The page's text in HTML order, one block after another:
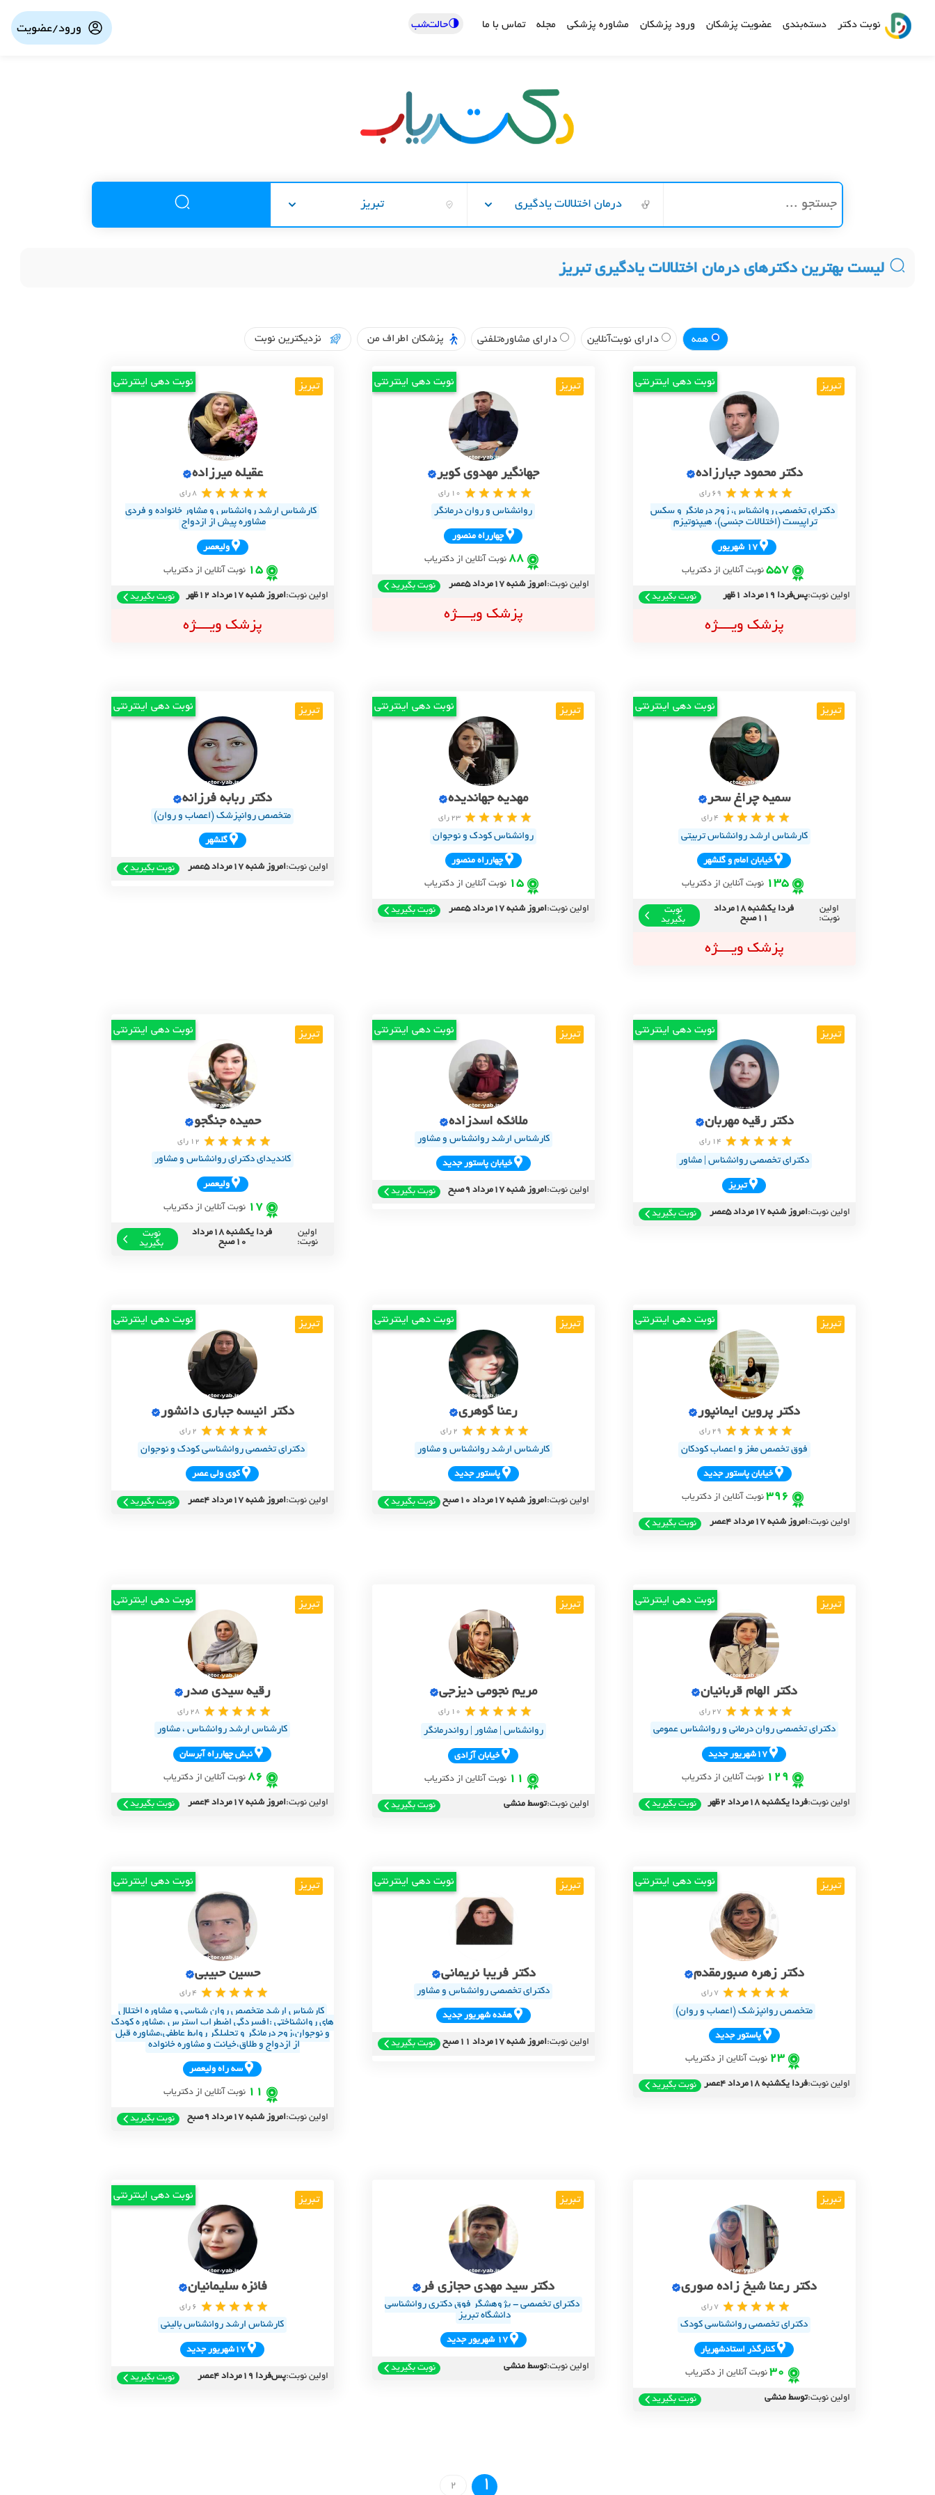
نوبت دکتر دسته‌بندی عضویت پزشکان ورود پزشکان مشاوره پزشکی مجله تماس با ما 🌗حالت‌شب ورود/عضویت
درمان اختلالات یادگیری تبریز
لیست بهترین دکترهای درمان اختلالات یادگیری تبریز
همه دارای نوبت‌آنلاین دارای مشاوره‌تلفنی پزشکان اطراف من نزدیکترین نوبت
تبریز نوبت دهی اینترنتی
دکتر محمود جبارزاده
69 رای
دکترای تخصصی روانشناس، زوج درمانگر و سکس
تراپیست (اختلالات جنسی)، هیپنوتیزم
17 شهريور
557 نوبت آنلاین از دکتریاب
اولین نوبت:پس‌فردا 19مرداد 1ظهر نوبت بگیرید
پزشک ویــــژه
تبریز نوبت دهی اینترنتی
جهانگیر مهدوی کویر
10 رای
روانشناس و روان درمانگر
چهارراه منصور
88 نوبت آنلاین از دکتریاب
اولین نوبت:امروز شنبه 17مرداد 5عصر نوبت بگیرید
پزشک ویــــژه
تبریز نوبت دهی اینترنتی
عقیله میرزاده
8 رای
کارشناس ارشد روانشناس و مشاور خانواده و فردی
مشاوره پیش از ازدواج
وليعصر
15 نوبت آنلاین از دکتریاب
اولین نوبت:امروز شنبه 17مرداد 12ظهر نوبت بگیرید
پزشک ویــــژه
تبریز نوبت دهی اینترنتی
سمیه چراغ سحر
4 رای
کارشناس ارشد روانشناس تربیتی
خيابان امام و گلشهر
135 نوبت آنلاین از دکتریاب
اولین
نوبت:
فردا یکشنبه 18مرداد
11صبح
نوبت
بگیرید
پزشک ویــــژه
تبریز نوبت دهی اینترنتی
مهدیه جهاندیده
23 رای
روانشناس کودک و نوجوان
چهارراه منصور
15 نوبت آنلاین از دکتریاب
اولین نوبت:امروز شنبه 17مرداد 5عصر نوبت بگیرید
تبریز نوبت دهی اینترنتی
دکتر ربابه فرزانه
متخصص روانپزشک (اعصاب و روان)
گلشهر
اولین نوبت:امروز شنبه 17مرداد 5عصر نوبت بگیرید
تبریز نوبت دهی اینترنتی
دکتر رقیه مهربان
14 رای
دکترای تخصصی روانشناس | مشاور
تبريز
اولین نوبت:امروز شنبه 17مرداد 5عصر نوبت بگیرید
تبریز نوبت دهی اینترنتی
ملائکه اسدزاده
کارشناس ارشد روانشناس و مشاور
خيابان پاستور جديد
اولین نوبت:امروز شنبه 17مرداد 9صبح نوبت بگیرید
تبریز نوبت دهی اینترنتی
حمیده جنگجو
12 رای
کاندیدای دکترای روانشناس و مشاور
وليعصر
17 نوبت آنلاین از دکتریاب
اولین
نوبت:
فردا یکشنبه 18مرداد
10صبح
نوبت
بگیرید
تبریز نوبت دهی اینترنتی
دکتر پروین ایمانپور
29 رای
فوق تخصص مغز و اعصاب کودکان
خيابان پاستور جديد
396 نوبت آنلاین از دکتریاب
اولین نوبت:امروز شنبه 17مرداد 4عصر نوبت بگیرید
تبریز نوبت دهی اینترنتی
رعنا گوهری
2 رای
کارشناس ارشد روانشناس و مشاور
پاستور جديد
اولین نوبت:امروز شنبه 17مرداد 10صبح نوبت بگیرید
تبریز نوبت دهی اینترنتی
دکتر انیسه جباری دانشور
2 رای
دکترای تخصصی روانشناسی کودک و نوجوان
کوي ولي عصر
اولین نوبت:امروز شنبه 17مرداد 4عصر نوبت بگیرید
تبریز نوبت دهی اینترنتی
دکتر الهام قربانیان
27 رای
دکترای تخصصی روان درمانی و روانشناس عمومی
17شهريور جديد
129 نوبت آنلاین از دکتریاب
اولین نوبت:فردا یکشنبه 18مرداد 2ظهر نوبت بگیرید
تبریز
مریم نجومی دیزجی
10 رای
روانشناس | مشاور | رواندرمانگر
خيابان آزادي
11 نوبت آنلاین از دکتریاب
اولین نوبت:توسط منشی نوبت بگیرید
تبریز نوبت دهی اینترنتی
رقیه سیدی صدر
28 رای
کارشناس ارشد روانشناس ، مشاور
نبش چهارراه آبرسان
86 نوبت آنلاین از دکتریاب
اولین نوبت:امروز شنبه 17مرداد 4عصر نوبت بگیرید
تبریز نوبت دهی اینترنتی
دکتر زهره صبورمقدم
7 رای
متخصص روانپزشک (اعصاب و روان)
پاستور جديد
23 نوبت آنلاین از دکتریاب
اولین نوبت:فردا یکشنبه 18مرداد 4عصر نوبت بگیرید
تبریز نوبت دهی اینترنتی
دکتر فریبا نریمانی
دکترای تخصصی روانشناس و مشاور
هفده شهريور جديد
اولین نوبت:امروز شنبه 17مرداد 11صبح نوبت بگیرید
تبریز نوبت دهی اینترنتی
حسین حبیبی
4 رای
کارشناس ارشد متخصص روان شناسی و مشاوره اختلال
های روانشناختی :افسردگی اضطراب استرس ،مشاوره کودک
و نوجوان،زوج درمانگر و تحلیلگر روابط عاطفی،مشاوره قبل
از ازدواج و طلاق،خیانت و مشاوره خانواده
سه راه وليعصر
11 نوبت آنلاین از دکتریاب
اولین نوبت:امروز شنبه 17مرداد 9صبح نوبت بگیرید
تبریز
دکتر رعنا شیخ زاده صوری
7 رای
دکترای تخصصی روانشناسی کودک
کنارگذر استادشهريار
30 نوبت آنلاین از دکتریاب
اولین نوبت:توسط منشی نوبت بگیرید
تبریز
دکتر سید مهدی حجازی فر
دکترای تخصصی - پژوهشگر فوق دکتری روانشناسی
دانشگاه تبریز
17 شهريور جديد
اولین نوبت:توسط منشی نوبت بگیرید
تبریز نوبت دهی اینترنتی
فائزه سلیمانیان
6 رای
کارشناس ارشد روانشناس بالینی
17شهريور جديد
اولین نوبت:پس‌فردا 19مرداد 4عصر نوبت بگیرید
1
2